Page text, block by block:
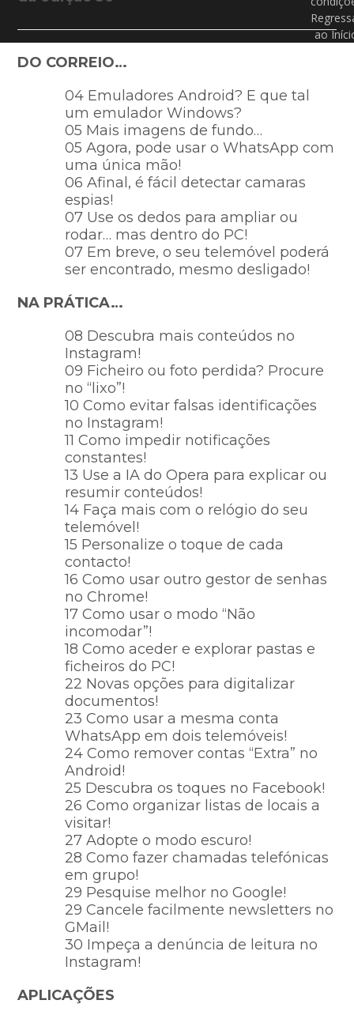
DO CORREIO…
04 Emuladores Android? E que tal
um emulador Windows?
05 Mais imagens de fundo…
05 Agora, pode usar o WhatsApp com
uma única mão!
06 Afinal, é fácil detectar camaras
espias!
07 Use os dedos para ampliar ou
rodar… mas dentro do PC!
07 Em breve, o seu telemóvel poderá
ser encontrado, mesmo desligado!
NA PRÁTICA…
08 Descubra mais conteúdos no
Instagram!
09 Ficheiro ou foto perdida? Procure
no “lixo”!
10 Como evitar falsas identificações
no Instagram!
11 Como impedir notificações
constantes!
13 Use a IA do Opera para explicar ou
resumir conteúdos!
14 Faça mais com o relógio do seu
telemóvel!
15 Personalize o toque de cada
contacto!
16 Como usar outro gestor de senhas
no Chrome!
17 Como usar o modo “Não
incomodar”!
18 Como aceder e explorar pastas e
ficheiros do PC!
22 Novas opções para digitalizar
documentos!
23 Como usar a mesma conta
WhatsApp em dois telemóveis!
24 Como remover contas “Extra” no
Android!
25 Descubra os toques no Facebook!
26 Como organizar listas de locais a
visitar!
27 Adopte o modo escuro!
28 Como fazer chamadas telefónicas
em grupo!
29 Pesquise melhor no Google!
29 Cancele facilmente newsletters no
GMail!
30 Impeça a denúncia de leitura no
Instagram!
APLICAÇÕES
ao